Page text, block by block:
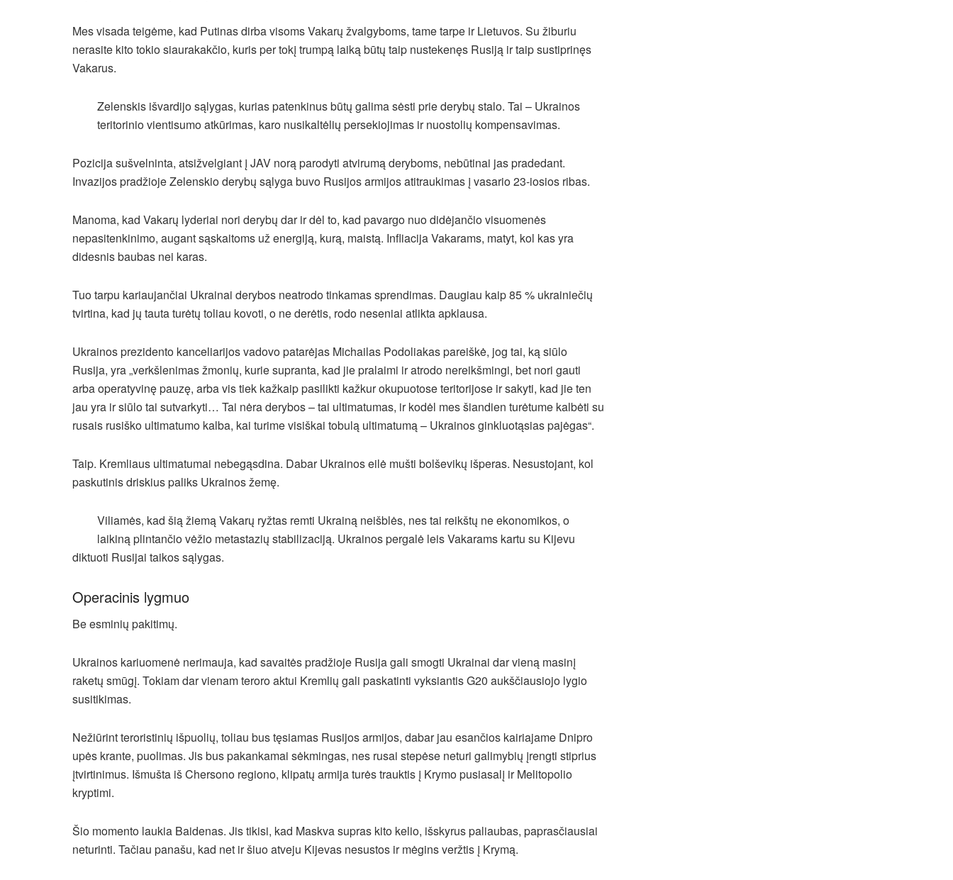
Mes visada teigėme, kad Putinas dirba visoms Vakarų žvalgyboms, tame tarpe ir Lietuvos. Su žiburiu
nerasite kito tokio siaurakakčio, kuris per tokį trumpą laiką būtų taip nustekenęs Rusiją ir taip sustiprinęs
Vakarus.
Zelenskis išvardijo sąlygas, kurias patenkinus būtų galima sėsti prie derybų stalo. Tai – Ukrainos
teritorinio vientisumo atkūrimas, karo nusikaltėlių persekiojimas ir nuostolių kompensavimas.
Pozicija sušvelninta, atsižvelgiant į JAV norą parodyti atvirumą deryboms, nebūtinai jas pradedant.
Invazijos pradžioje Zelenskio derybų sąlyga buvo Rusijos armijos atitraukimas į vasario 23-iosios ribas.
Manoma, kad Vakarų lyderiai nori derybų dar ir dėl to, kad pavargo nuo didėjančio visuomenės
nepasitenkinimo, augant sąskaitoms už energiją, kurą, maistą. Infliacija Vakarams, matyt, kol kas yra
didesnis baubas nei karas.
Tuo tarpu kariaujančiai Ukrainai derybos neatrodo tinkamas sprendimas. Daugiau kaip 85 % ukrainiečių
tvirtina, kad jų tauta turėtų toliau kovoti, o ne derėtis, rodo neseniai atlikta apklausa.
Ukrainos prezidento kanceliarijos vadovo patarėjas Michailas Podoliakas pareiškė, jog tai, ką siūlo
Rusija, yra „verkšlenimas žmonių, kurie supranta, kad jie pralaimi ir atrodo nereikšmingi, bet nori gauti
arba operatyvinę pauzę, arba vis tiek kažkaip pasilikti kažkur okupuotose teritorijose ir sakyti, kad jie ten
jau yra ir siūlo tai sutvarkyti… Tai nėra derybos – tai ultimatumas, ir kodėl mes šiandien turėtume kalbėti su
rusais rusiško ultimatumo kalba, kai turime visiškai tobulą ultimatumą – Ukrainos ginkluotąsias pajėgas“.
Taip. Kremliaus ultimatumai nebegąsdina. Dabar Ukrainos eilė mušti bolševikų išperas. Nesustojant, kol
paskutinis driskius paliks Ukrainos žemę.
Viliamės, kad šią žiemą Vakarų ryžtas remti Ukrainą neišblės, nes tai reikštų ne ekonomikos, o
laikiną plintančio vėžio metastazių stabilizaciją. Ukrainos pergalė leis Vakarams kartu su Kijevu
diktuoti Rusijai taikos sąlygas.
Operacinis lygmuo
Be esminių pakitimų.
Ukrainos kariuomenė nerimauja, kad savaitės pradžioje Rusija gali smogti Ukrainai dar vieną masinį
raketų smūgį. Tokiam dar vienam teroro aktui Kremlių gali paskatinti vyksiantis G20 aukščiausiojo lygio
susitikimas.
Nežiūrint teroristinių išpuolių, toliau bus tęsiamas Rusijos armijos, dabar jau esančios kairiajame Dnipro
upės krante, puolimas. Jis bus pakankamai sėkmingas, nes rusai stepėse neturi galimybių įrengti stiprius
įtvirtinimus. Išmušta iš Chersono regiono, klipatų armija turės trauktis į Krymo pusiasalį ir Melitopolio
kryptimi.
Šio momento laukia Baidenas. Jis tikisi, kad Maskva supras kito kelio, išskyrus paliaubas, paprasčiausiai
neturinti. Tačiau panašu, kad net ir šiuo atveju Kijevas nesustos ir mėgins veržtis į Krymą.